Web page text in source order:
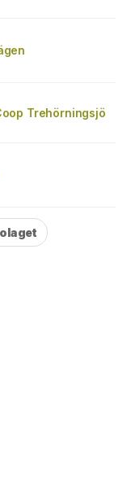
Trehörningsjö